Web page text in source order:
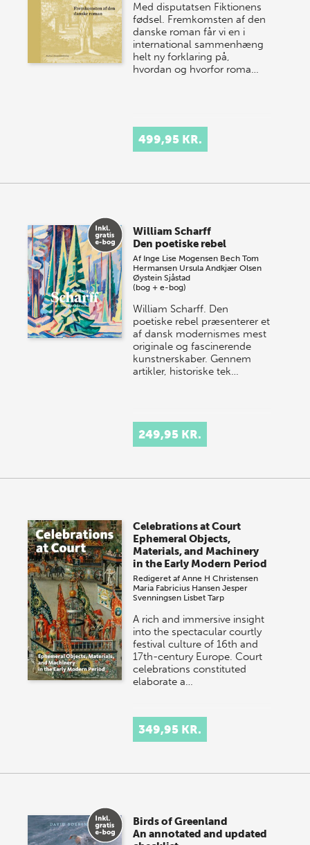
Med disputatsen Fiktionens
fødsel. Fremkomsten af den
danske roman får vi en i
international sammenhæng
helt ny forklaring på,
hvordan og hvorfor roma…
499,95 KR.
William Scharff
Den poetiske rebel
Af Inge Lise Mogensen Bech Tom
Hermansen Ursula Andkjær Olsen
Øystein Sjåstad
(bog + e-bog)
William Scharff. Den
poetiske rebel præsenterer et
af dansk modernismes mest
originale og fascinerende
kunstnerskaber. Gennem
artikler, historiske tek…
249,95 KR.
Celebrations at Court
Ephemeral Objects,
Materials, and Machinery
in the Early Modern Period
Redigeret afAnne H Christensen
Maria Fabricius Hansen Jesper
Svenningsen Lisbet Tarp
A rich and immersive insight
into the spectacular courtly
festival culture of 16th and
17th-century Europe. Court
celebrations constituted
elaborate a…
349,95 KR.
Birds of Greenland
An annotated and updated